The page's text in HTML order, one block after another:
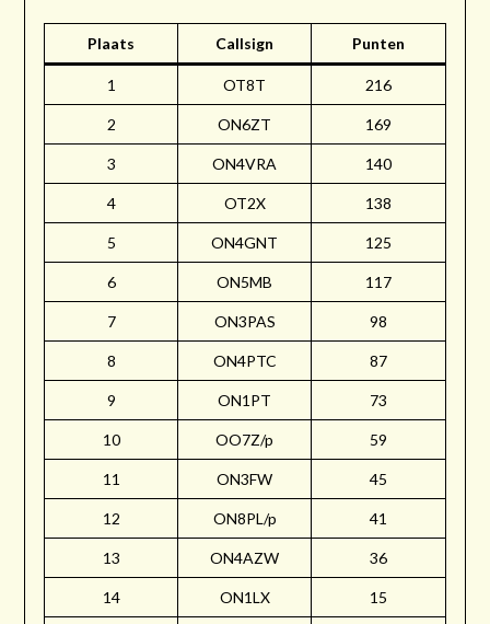
Plaats Callsign Punten
1 OT8T 216
2 ON6ZT 169
3 ON4VRA 140
4 OT2X 138
5 ON4GNT 125
6 ON5MB 117
7 ON3PAS 98
8 ON4PTC 87
9 ON1PT 73
10 OO7Z/p 59
11 ON3FW 45
12 ON8PL/p 41
13 ON4AZW 36
14 ON1LX 15